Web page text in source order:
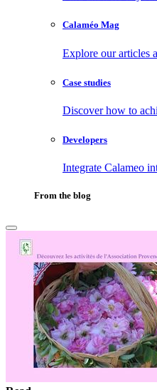
Calaméo Mag
Explore our articles
Case studies
Discover how to
Developers
Integrate Calameo
From the blog